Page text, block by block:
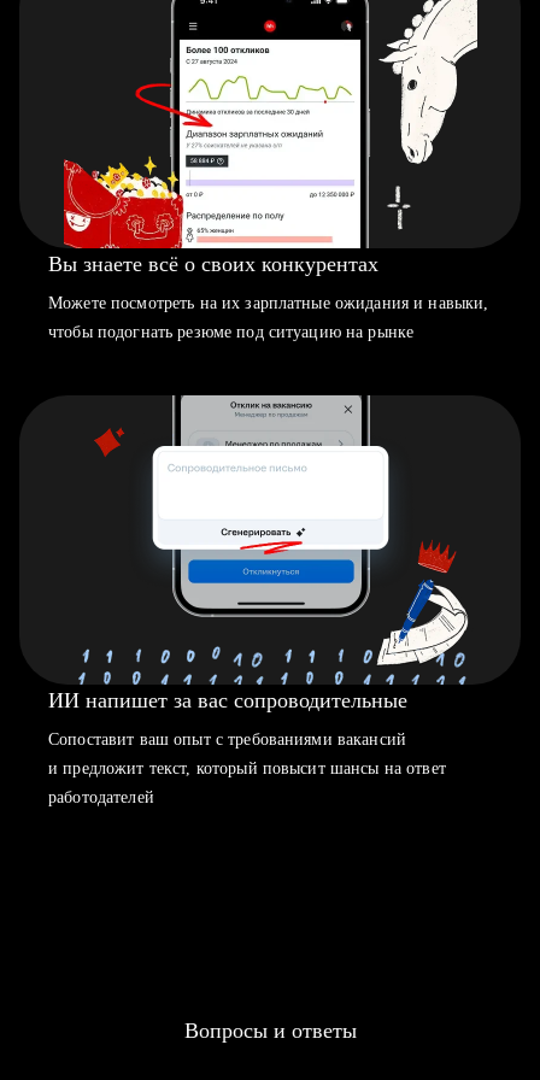
Вы знаете всё о своих конкурентах
Можете посмотреть на их зарплатные ожидания и навыки,
чтобы подогнать резюме под ситуацию на рынке
ИИ напишет за вас сопроводительные
Сопоставит ваш опыт с требованиями вакансий
и предложит текст, который повысит шансы на ответ
работодателей
Вопросы и ответы